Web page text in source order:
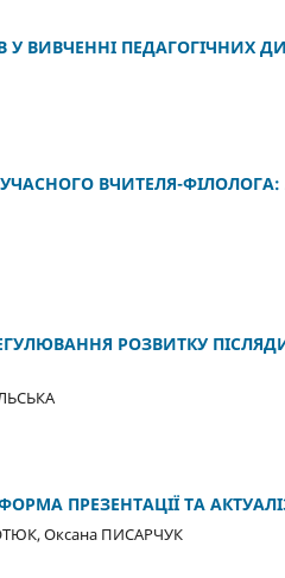
ВИВЧЕННІ ПЕДАГОГІЧНИХ
ВЧИТЕЛЯ-
РОЗВИТКУ
ПРЕЗЕНТАЦІЇ ТА
Оксана ПИСАРЧУК